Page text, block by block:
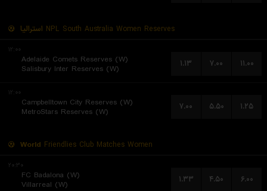
استرالیا NPL South Australia Women Reserves
۱۲:۰۰
Adelaide Comets Reserves (W)
Salisbury Inter Reserves (W)
۱.۱۳ ۷.۰۰ ۱۱.۰۰
۱۲:۰۰
Campbelltown City Reserves (W)
MetroStars Reserves (W)
۷.۰۰ ۵.۵۰ ۱.۲۵
World Friendlies Club Matches Women
۲۰:۳۰
FC Badalona (W)
Villarreal (W)
۱.۳۳ ۴.۵۰ ۶.۰۰